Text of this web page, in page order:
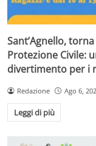
Sant’Agnello,
Protezione Civile:
divertimento per i
Redazione Ago 6,
Leggi di più